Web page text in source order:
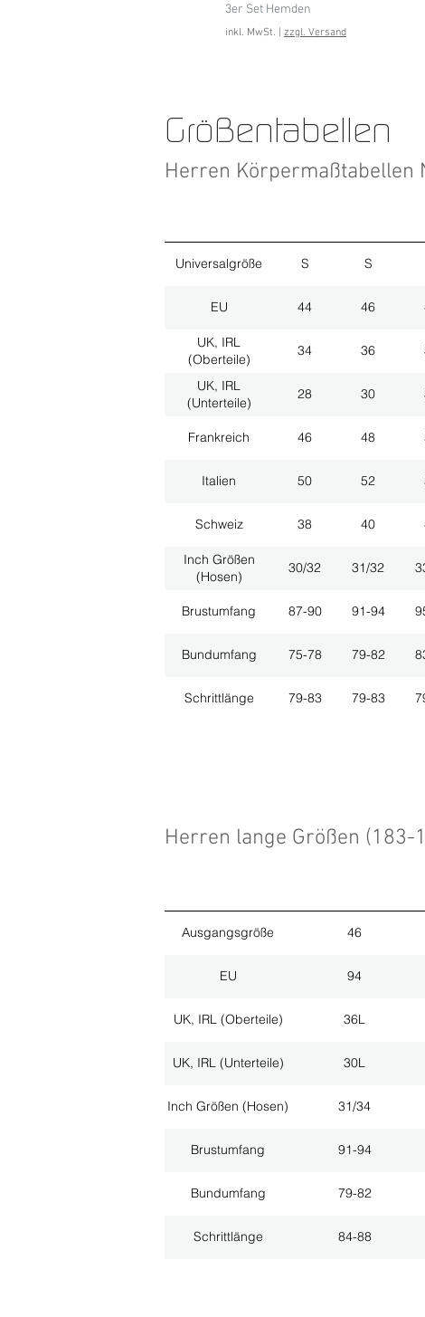
3er Set Hemden
inkl. MwSt. zzgl. Versand
Herren Körpermaßtabellen
Größentabellen
Universalgröße S S
EU 44 46
UK, IRL
(Oberteile)
34 36
UK, IRL
(Unterteile)
28 30
Frankreich 46 48
Italien 50 52
Schweiz 38 40
Inch Größen
(Hosen)
30/32 31/32
Brustumfang 87-90 91-94
Bundumfang 75-78 79-82
Schrittlänge 79-83 79-83
Herren lange Größen (183-
Ausgangsgröße 46
EU 94
UK, IRL (Oberteile) 36L
UK, IRL (Unterteile) 30L
Inch Größen (Hosen) 31/34
Brustumfang 91-94
Bundumfang 79-82
Schrittlänge 84-88